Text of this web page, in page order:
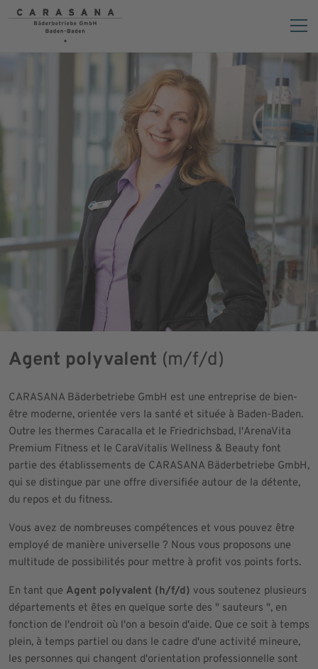
Agent polyvalent (m/f/d)
CARASANA Bäderbetriebe GmbH est une entreprise de bien-
être moderne, orientée vers la santé et située à Baden-Baden.
Outre les thermes Caracalla et le Friedrichsbad, l'ArenaVita
Premium Fitness et le CaraVitalis Wellness & Beauty font
partie des établissements de CARASANA Bäderbetriebe GmbH,
qui se distingue par une offre diversifiée autour de la détente,
du repos et du fitness.
Vous avez de nombreuses compétences et vous pouvez être
employé de manière universelle ? Nous vous proposons une
multitude de possibilités pour mettre à profit vos points forts.
En tant que Agent polyvalent (h/f/d) vous soutenez plusieurs
départements et êtes en quelque sorte des " sauteurs ", en
fonction de l'endroit où l'on a besoin d'aide. Que ce soit à temps
plein, à temps partiel ou dans le cadre d'une activité mineure,
les personnes qui changent d'orientation professionnelle sont